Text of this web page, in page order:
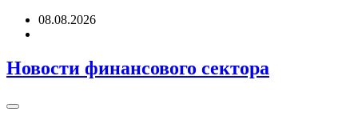
Перейти08.08.2026
Новости финансового сектора